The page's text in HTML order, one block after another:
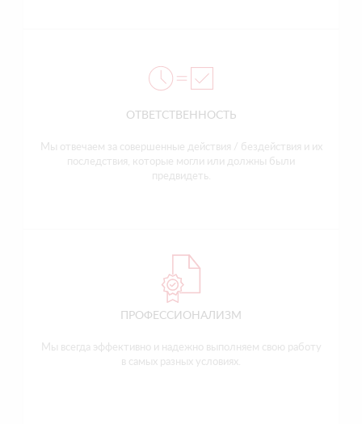
ОТВЕТСТВЕННОСТЬ
Мы отвечаем за совершенные действия / бездействия и их
последствия, которые могли или должны были
предвидеть.
ПРОФЕССИОНАЛИЗМ
Мы всегда эффективно и надежно выполняем свою работу
в самых разных условиях.